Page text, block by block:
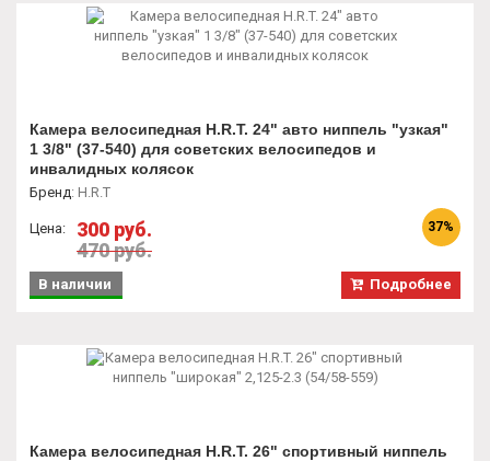
Камера велосипедная H.R.T. 24" авто ниппель "узкая"
1 3/8" (37-540) для советских велосипедов и
инвалидных колясок
Бренд: H.R.T
Цена:
300 руб.
470 руб.
37%
Подробнее
В наличии
Камера велосипедная H.R.T. 26" спортивный ниппель